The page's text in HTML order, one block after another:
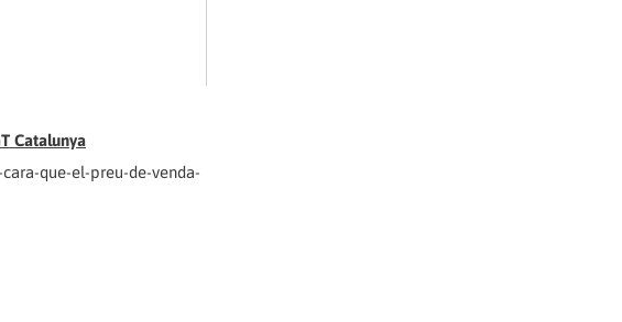
Catalunya
que-el-preu-de-venda-